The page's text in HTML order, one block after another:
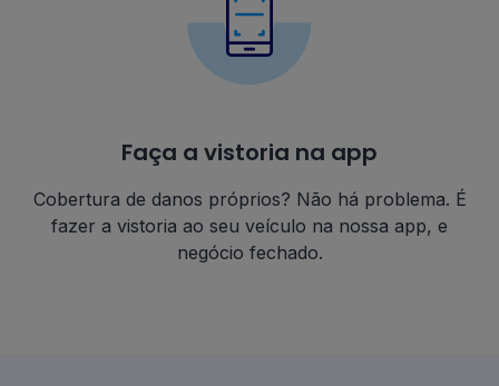
Faça a vistoria na app
Cobertura de danos próprios? Não há problema. É
fazer a vistoria ao seu veículo na nossa app, e
negócio fechado.